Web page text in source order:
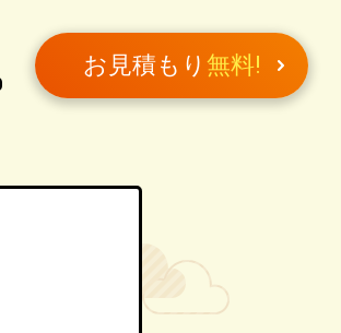
お見積もり 無料!